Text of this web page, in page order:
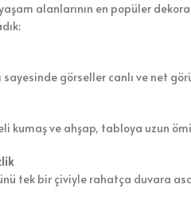
alanlarının en popüler
sayesinde görseller canlı ve net
kumaş ve ahşap, tabloya uzun
tek bir çiviyle rahatça duvara